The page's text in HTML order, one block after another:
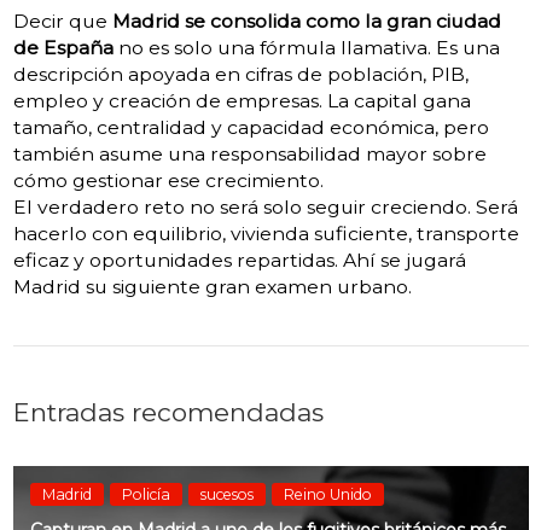
Decir que Madrid se consolida como la gran ciudad
de Españano es solo una fórmula llamativa. Es una
descripción apoyada en cifras de población, PIB,
empleo y creación de empresas. La capital gana
tamaño, centralidad y capacidad económica, pero
también asume una responsabilidad mayor sobre
cómo gestionar ese crecimiento.
El verdadero reto no será solo seguir creciendo. Será
hacerlo con equilibrio, vivienda suficiente, transporte
eficaz y oportunidades repartidas. Ahí se jugará
Madrid su siguiente gran examen urbano.
Entradas recomendadas
Madrid Policía sucesos Reino Unido